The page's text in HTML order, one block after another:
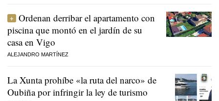
Ordenan derribar el apartamento con
piscina que montó en el jardín de su
casa en Vigo
ALEJANDRO MARTÍNEZ
La Xunta prohíbe «la ruta del narco» de
Oubiña por infringir la ley de turismo